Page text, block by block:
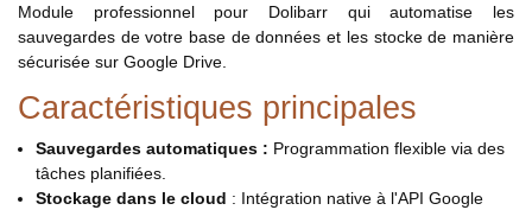
Module professionnel pour Dolibarr qui automatise les
sauvegardes de votre base de données et les stocke de manière
sécurisée sur Google Drive.
Caractéristiques principales
Sauvegardes automatiques : Programmation flexible via des
tâches planifiées.
Stockage dans le cloud : Intégration native à l'API Google